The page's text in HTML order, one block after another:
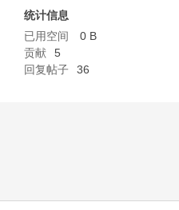
L
统计信息
已用空间
0 B
贡献
5
回复帖子
36